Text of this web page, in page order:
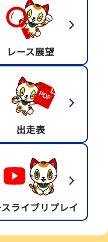
レース展望
出走表
スライブリプレイ